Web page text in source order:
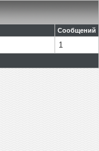
Сообщений
1